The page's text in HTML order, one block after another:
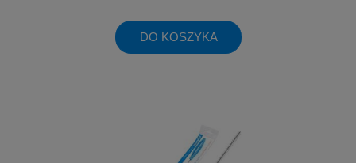
DO KOSZYKA